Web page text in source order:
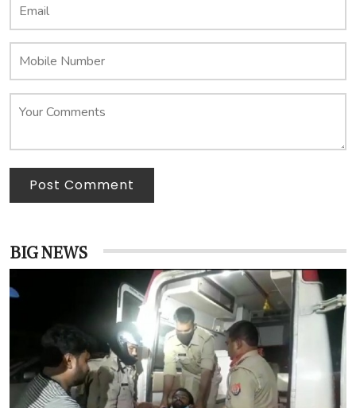
Post Comment
BIG NEWS